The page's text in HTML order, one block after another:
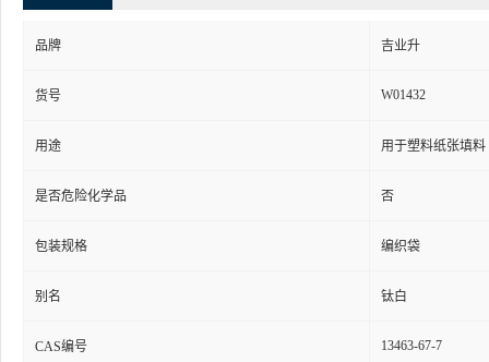
品牌 吉业升
货号 W01432
用途 用于塑料纸张填料
是否危险化学品 否
包装规格 编织袋
别名 钛白
CAS编号 13463-67-7